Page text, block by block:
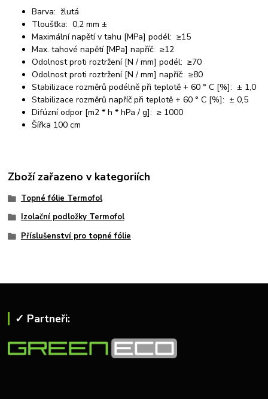
Barva: žlutá
Tloušťka: 0,2 mm ±
Maximální napětí v tahu [MPa] podél: ≥15
Max. tahové napětí [MPa] napříč: ≥12
Odolnost proti roztržení [N / mm] podél: ≥70
Odolnost proti roztržení [N / mm] napříč: ≥80
Stabilizace rozměrů podélně při teplotě + 60 ° C [%]: ± 1,0
Stabilizace rozměrů napříč při teplotě + 60 ° C [%]: ± 0,5
Difúzní odpor [m2 * h * hPa / g]: ≥ 1000
Šířka 100 cm
Zboží zařazeno v kategoriích
Topné fólie Termofol
Izolační podložky Termofol
Příslušenství pro topné fólie
✓ Partneři: